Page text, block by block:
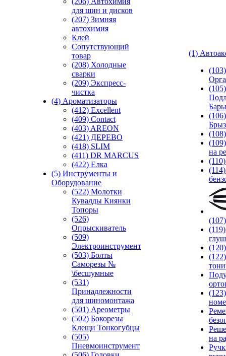
для шин и дисков
(207) Зимняя
автохимия
Клей
Сопутствующий
товар
(208) Холодные
сварки
(209) Экспреcс-
чистка
(4) Ароматизаторы
(412) Excellent
(409) Contact
(403) AREON
(421) ДЕРЕВО
(418) SLIM
(411) DR MARCUS
(422) Елка
(5) Инструменты и
Оборудование
(522) Молотки
Кувалды Киянки
Топоры
(526)
Опрыскиватель
(509)
Электроинструмент
(503) Болты
Саморезы №
\бесшумные
(531)
Принадлежности
для шиномонтажа
(501) Ареометры
(502) Бокорезы
Клещи Тонкогубцы
(505)
Пневмоинструмент
(1)
(105)
Бары
(106)
на
на